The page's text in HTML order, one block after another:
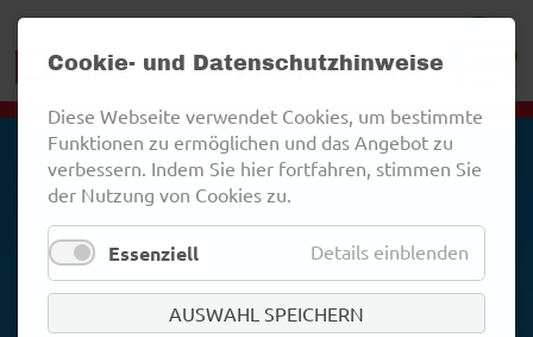
Cookie- und Datenschutzhinweise
Diese Webseite verwendet Cookies, um bestimmte
Funktionen zu ermöglichen und das Angebot zu
verbessern. Indem Sie hier fortfahren, stimmen Sie
der Nutzung von Cookies zu.
Essenziell Details einblenden
AUSWAHL SPEICHERN